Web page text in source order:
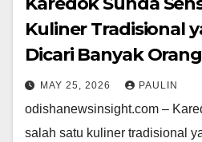
Kuliner Tradisional
Dicari Banyak Orang
MAY 25, 2026 PAULIN
odishanewsinsight.com –
salah satu kuliner tradisional